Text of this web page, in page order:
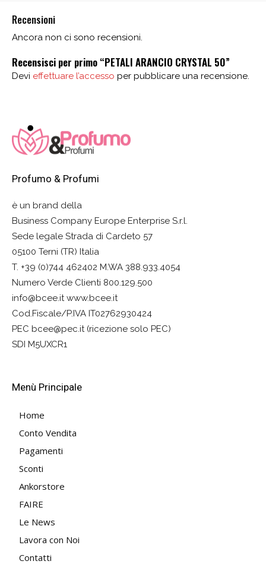
Recensioni
Ancora non ci sono recensioni.
Recensisci per primo “PETALI ARANCIO CRYSTAL 50”
Devi effettuare l’accesso per pubblicare una recensione.
Profumo & Profumi
è un brand della
Business Company Europe Enterprise S.r.l.
Sede legale Strada di Cardeto 57
05100 Terni (TR) Italia
T. +39 (0)744 462402 M.WA 388.933.4054
Numero Verde Clienti 800.129.500
info@bcee.it www.bcee.it
Cod.Fiscale/P.IVA IT02762930424
PEC bcee@pec.it (ricezione solo PEC)
SDI M5UXCR1
Menù Principale
Home
Conto Vendita
Pagamenti
Sconti
Ankorstore
FAIRE
Le News
Lavora con Noi
Contatti